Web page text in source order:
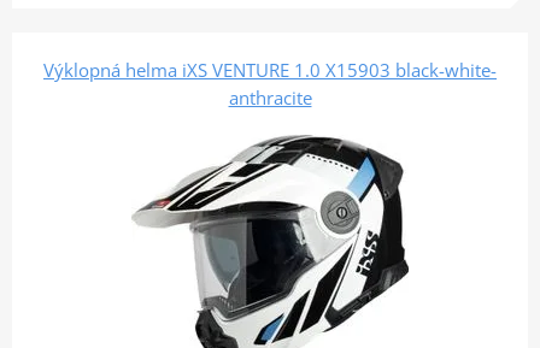
Výklopná helma iXS VENTURE 1.0 X15903 black-white-
anthracite